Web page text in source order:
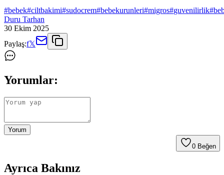
#bebek#ciltbakimi#sudocrem#bebekurunleri#migros#guvenilirlik#
Duru Tarhan
30 Ekim 2025
Paylaş:f𝕏
Yorumlar:
Yorum
0 Beğen
Ayrıca Bakınız